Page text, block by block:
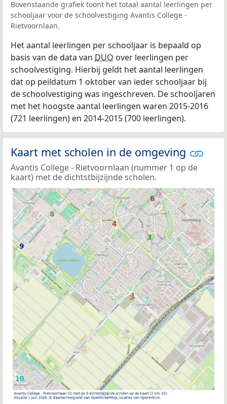
Bovenstaande grafiek toont het totaal aantal leerlingen per
schooljaar voor de schoolvestiging Avantis College -
Rietvoornlaan.
Het aantal leerlingen per schooljaar is bepaald op
basis van de data van DUO over leerlingen per
schoolvestiging. Hierbij geldt het aantal leerlingen
dat op peildatum 1 oktober van ieder schooljaar bij
de schoolvestiging was ingeschreven. De schooljaren
met het hoogste aantal leerlingen waren 2015-2016
(721 leerlingen) en 2014-2015 (700 leerlingen).
Kaart met scholen in de omgeving
Avantis College - Rietvoornlaan (nummer 1 op de
kaart) met de dichtstbijzijnde scholen.